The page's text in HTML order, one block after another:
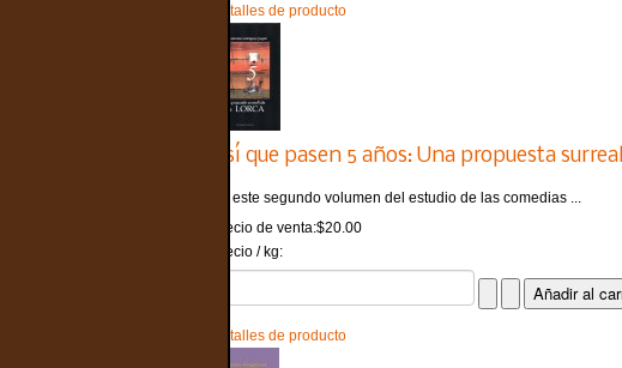
Detalles de producto
Así que pasen 5 años: Una propuesta
En este segundo volumen del estudio de las comedias ...
Precio de venta:$20.00
Precio / kg:
Detalles de producto